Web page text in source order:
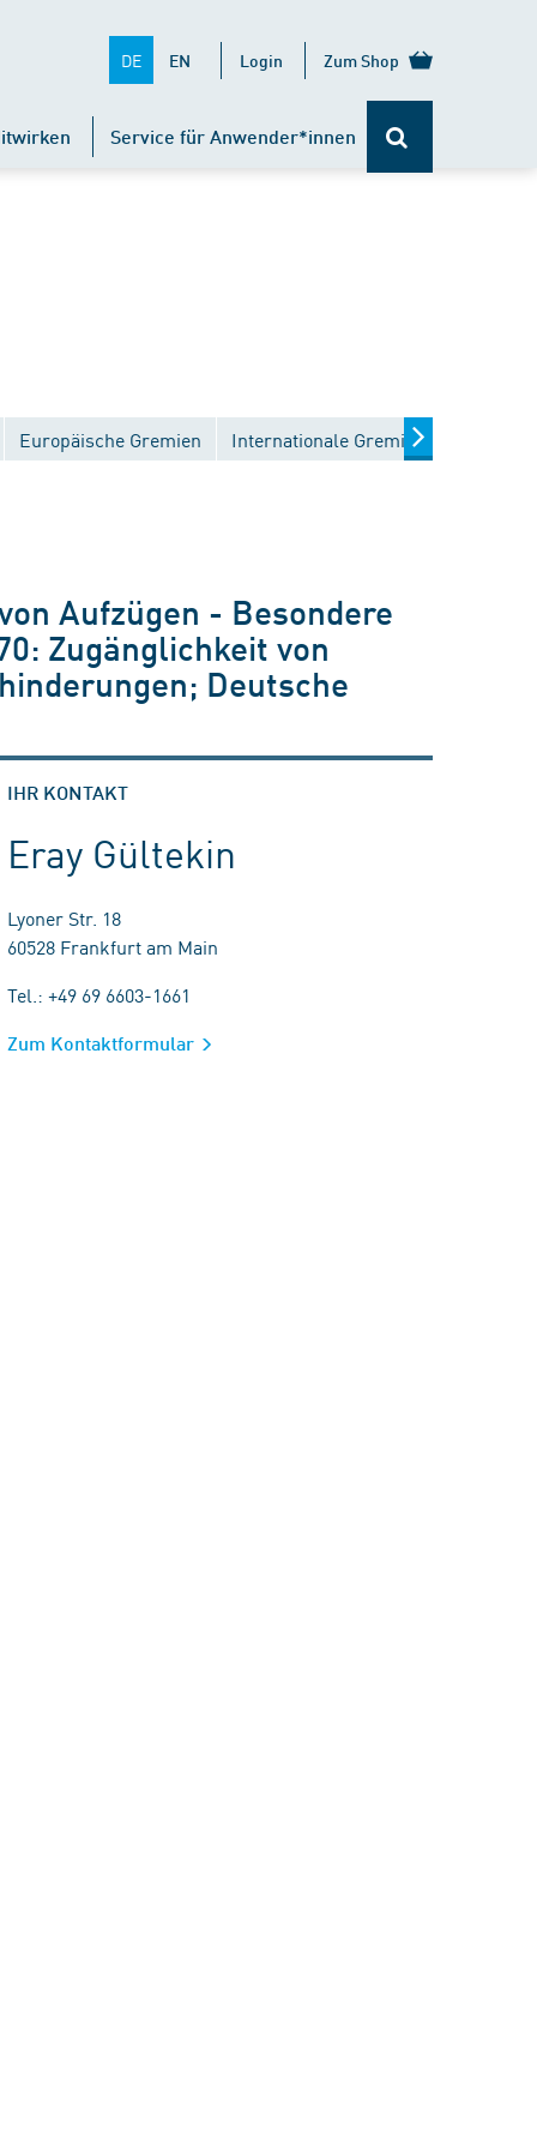
DE EN Login Zum Shop
Service für Anwender*innen
Europäische Gremien Internationale Gremien
Aufzügen - Besondere
Zugänglichkeit von
Deutsche
IHR KONTAKT
Eray Gültekin
Lyoner Str. 18
60528 Frankfurt am Main
Tel.: +49 69 6603-1661
Zum Kontaktformular